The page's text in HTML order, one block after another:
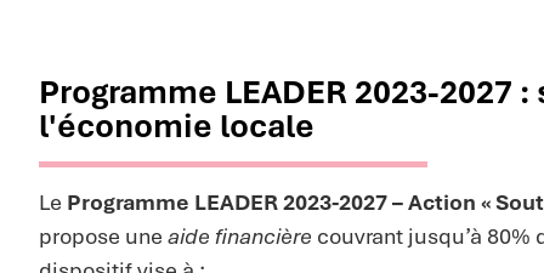
Programme LEADER 2023-2027
l'économie locale
Le Programme LEADER 2023-2027 – Action «
propose une aide financière couvrant jusqu’à